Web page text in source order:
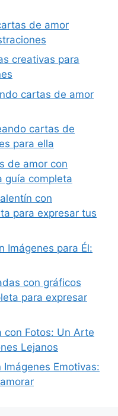
de amor
creativas para
cartas de amor
cartas de
para ella
de amor con
guía completa
con
para expresar tus
Imágenes para Él:
con gráficos
para expresar
con Fotos: Un Arte
Lejanos
Emotivas: